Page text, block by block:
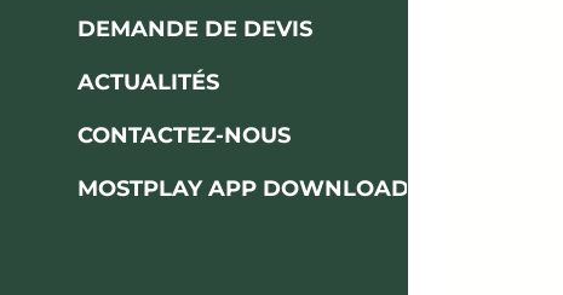
DEMANDE DE DEVIS
ACTUALITÉS
CONTACTEZ-NOUS
MOSTPLAY APP DOWNLOAD